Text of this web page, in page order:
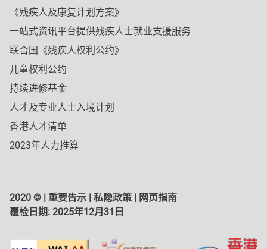
《残疾人及康复计划方案》
一站式资讯平台提供残疾人士就业支援服务
联合国《残疾人权利公约》
儿童权利公约
持续进修基金
人才及专业人士入境计划
香港人才清单
2023年人力推算
2020 © | 重要告示 | 私隐政策 | 网页指南
覆检日期: 2025年12月31日